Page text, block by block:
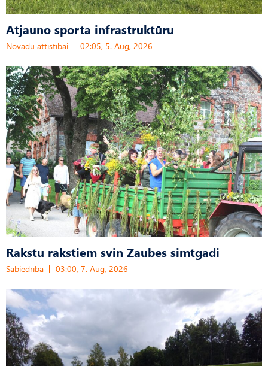
Atjauno sporta infrastruktūru
Novadu attīstībai 02:05, 5. Aug, 2026
Rakstu rakstiem svin Zaubes simtgadi
Sabiedrība 03:00, 7. Aug, 2026